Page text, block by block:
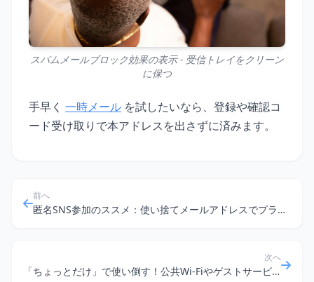
スパムメールブロック効果の表示 - 受信トレイをクリーン
に保つ
手早く 一時メール を試したいなら、登録や確認コ
ード受け取りで本アドレスを出さずに済みます。
前へ
匿名SNS参加のススメ：使い捨てメールアドレスでプライバシーを守る方法
次へ
「ちょっとだけ」で使い倒す！公共Wi-Fiやゲストサービスで活躍する使い捨てメールアドレス活用術